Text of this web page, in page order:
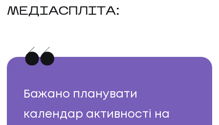
МЕДІАСПЛІТА:
Бажано планувати
календар активності на